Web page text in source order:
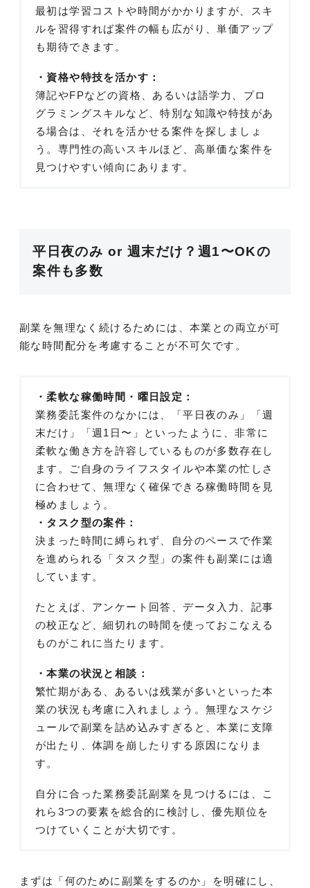
最初は学習コストや時間がかかりますが、スキ
ルを習得すれば案件の幅も広がり、単価アップ
も期待できます。
・資格や特技を活かす：
簿記やFPなどの資格、あるいは語学力、プロ
グラミングスキルなど、特別な知識や特技があ
る場合は、それを活かせる案件を探しましょ
う。専門性の高いスキルほど、高単価な案件を
見つけやすい傾向にあります。
平日夜のみ or 週末だけ？週1〜OKの
案件も多数
副業を無理なく続けるためには、本業との両立が可
能な時間配分を考慮することが不可欠です。
・柔軟な稼働時間・曜日設定：
業務委託案件のなかには、「平日夜のみ」「週
末だけ」「週1日〜」といったように、非常に
柔軟な働き方を許容しているものが多数存在し
ます。ご自身のライフスタイルや本業の忙しさ
に合わせて、無理なく確保できる稼働時間を見
極めましょう。
・タスク型の案件：
決まった時間に縛られず、自分のペースで作業
を進められる「タスク型」の案件も副業には適
しています。
たとえば、アンケート回答、データ入力、記事
の校正など、細切れの時間を使っておこなえる
ものがこれに当たります。
・本業の状況と相談：
繁忙期がある、あるいは残業が多いといった本
業の状況も考慮に入れましょう。無理なスケジ
ュールで副業を詰め込みすぎると、本業に支障
が出たり、体調を崩したりする原因になりま
す。
自分に合った業務委託副業を見つけるには、こ
れら3つの要素を総合的に検討し、優先順位を
つけていくことが大切です。
まずは「何のために副業をするのか」を明確にし、